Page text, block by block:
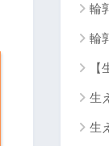
輪
輪
生
生